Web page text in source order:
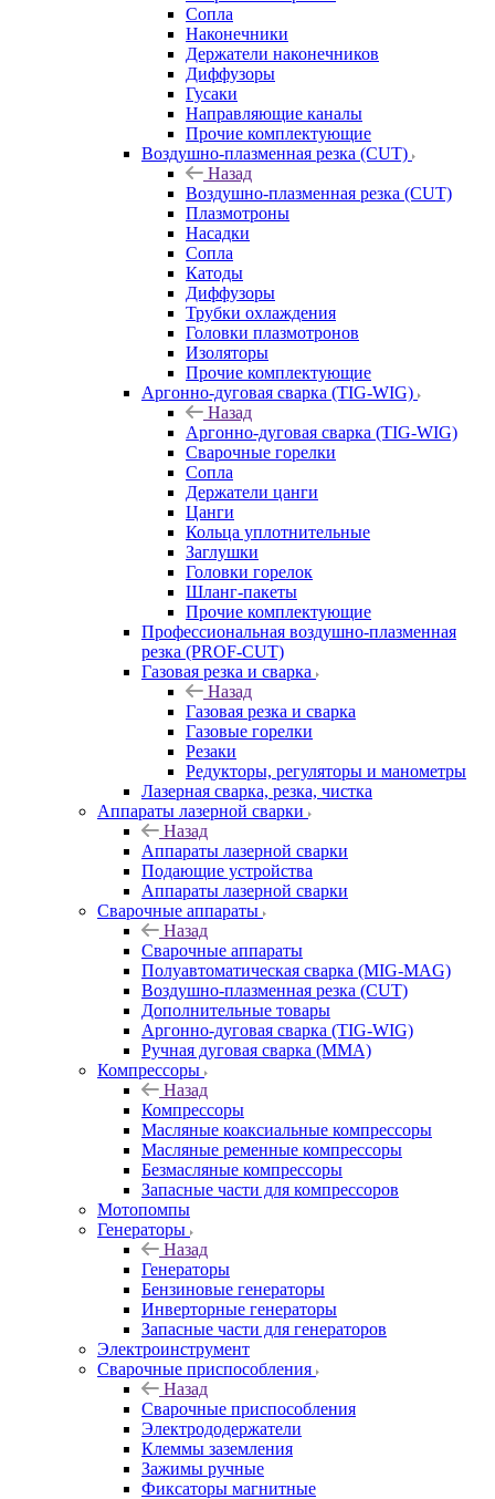
Сопла
Наконечники
Держатели наконечников
Диффузоры
Гусаки
Направляющие каналы
Прочие комплектующие
Воздушно-плазменная резка (CUT)
Назад
Воздушно-плазменная резка (CUT)
Плазмотроны
Насадки
Сопла
Катоды
Диффузоры
Трубки охлаждения
Головки плазмотронов
Изоляторы
Прочие комплектующие
Аргонно-дуговая сварка (TIG-WIG)
Назад
Аргонно-дуговая сварка (TIG-WIG)
Сварочные горелки
Сопла
Держатели цанги
Цанги
Кольца уплотнительные
Заглушки
Головки горелок
Шланг-пакеты
Прочие комплектующие
Профессиональная воздушно-плазменная
резка (PROF-CUT)
Газовая резка и сварка
Назад
Газовая резка и сварка
Газовые горелки
Резаки
Редукторы, регуляторы и манометры
Лазерная сварка, резка, чистка
Аппараты лазерной сварки
Назад
Аппараты лазерной сварки
Подающие устройства
Аппараты лазерной сварки
Сварочные аппараты
Назад
Сварочные аппараты
Полуавтоматическая сварка (MIG-MAG)
Воздушно-плазменная резка (CUT)
Дополнительные товары
Аргонно-дуговая сварка (TIG-WIG)
Ручная дуговая сварка (MMA)
Компрессоры
Назад
Компрессоры
Масляные коаксиальные компрессоры
Масляные ременные компрессоры
Безмасляные компрессоры
Запасные части для компрессоров
Мотопомпы
Генераторы
Назад
Генераторы
Бензиновые генераторы
Инверторные генераторы
Запасные части для генераторов
Электроинструмент
Сварочные приспособления
Назад
Сварочные приспособления
Электрододержатели
Клеммы заземления
Зажимы ручные
Фиксаторы магнитные